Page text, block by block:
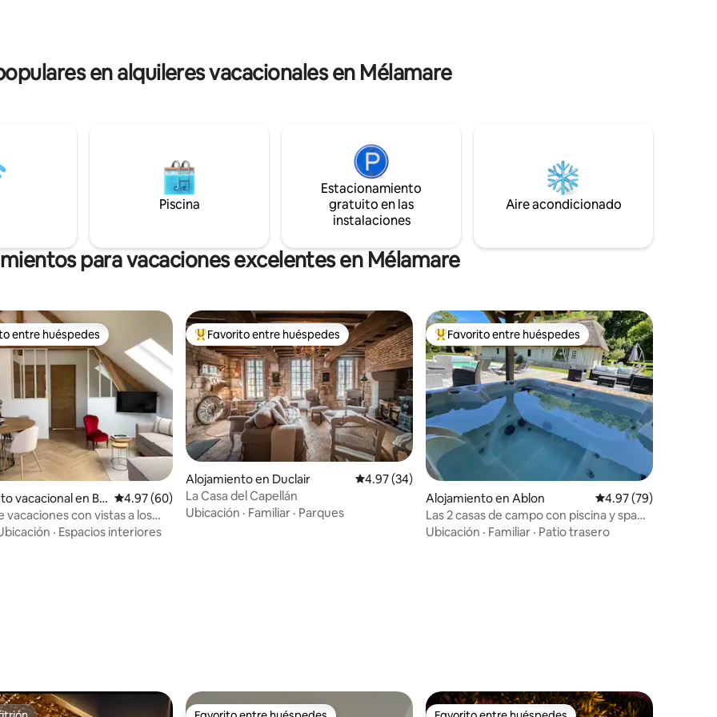
en alquileres vacacionales en Mélamare
Piscina
Estacionamiento
gratuito en las
instalaciones
Aire acondicionado
para vacaciones excelentes en Mélamare
de 5, 10 reseñas
huéspedes preferido
entre huéspedes
vacacional en Be Calificación promedio: 4.97 de 5, 60 reseñas
4.97 (60)
vacaciones con vistas a los
· Espacios interiores
Favorito entre huéspedes preferido
Favorito entre huéspedes
Alojamiento en Duclair Calificación promedio: 4.97 de 5, 34 reseñas
4.97 (34)
La Casa del Capellán
Ubicación · Familiar · Parques
Favorito entre huéspedes preferido
Favorito entre huéspedes
Alojamiento en Ablon Calificación
4.97 (79)
Las 2 casas de campo con piscina y spa
Honfleur
Ubicación · Familiar · Patio trasero